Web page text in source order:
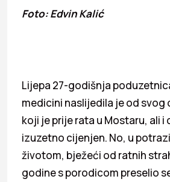
Foto: Edvin Kalić
Lijepa 27-godišnja
medicini naslijedila je od svog
koji je prije rata u Mostaru, ali i
izuzetno cijenjen. No, u
životom, bježeći od ratnih
godine s porodicom preselio